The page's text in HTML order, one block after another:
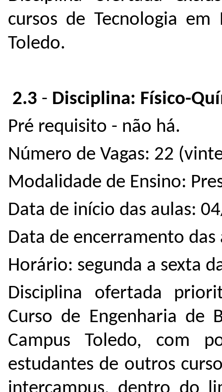
cursos de Tecnologia em
Toledo.
2.3 - Disciplina: Físico-
Pré requisito - não há.
Número de Vagas: 22
Modalidade de Ensino:
Data de início das aulas:
Data de encerramento
Horário: segunda a sexta
Disciplina ofertada
Curso de Engenharia de
Campus Toledo, com
estudantes de outros